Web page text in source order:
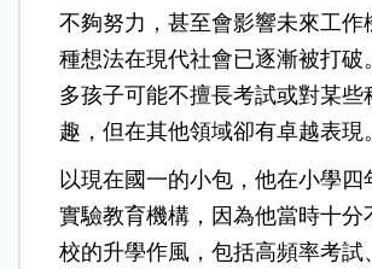
不夠努力，甚至會影響未來工作
種想法在現代社會已逐漸被打破
多孩子可能不擅長考試或對某些
趣，但在其他領域卻有卓越表現
以現在國一的小包，他在小學四
實驗教育機構，因為他當時十分
校的升學作風，包括高頻率考試